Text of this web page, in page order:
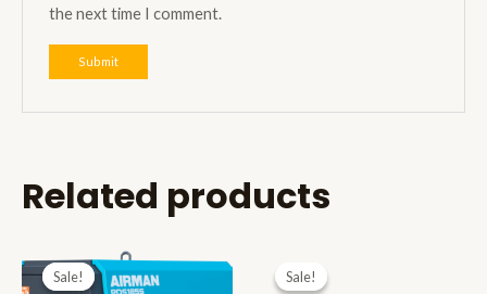
the next time I comment.
Related products
Sale!
Sale! Sale!
Sale!